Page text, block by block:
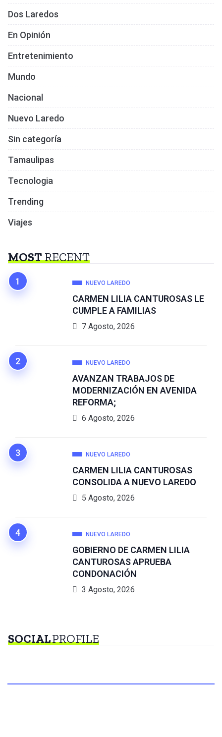
Dos Laredos
En Opinión
Entretenimiento
Mundo
Nacional
Nuevo Laredo
Sin categoría
Tamaulipas
Tecnologia
Trending
Viajes
MOSTRECENT
NUEVO LAREDO
CARMEN LILIA CANTUROSAS LE
CUMPLE A FAMILIAS
7 Agosto, 2026
NUEVO LAREDO
AVANZAN TRABAJOS DE
MODERNIZACIÓN EN AVENIDA
REFORMA;
6 Agosto, 2026
NUEVO LAREDO
CARMEN LILIA CANTUROSAS
CONSOLIDA A NUEVO LAREDO
5 Agosto, 2026
NUEVO LAREDO
GOBIERNO DE CARMEN LILIA
CANTUROSAS APRUEBA
CONDONACIÓN
3 Agosto, 2026
SOCIALPROFILE